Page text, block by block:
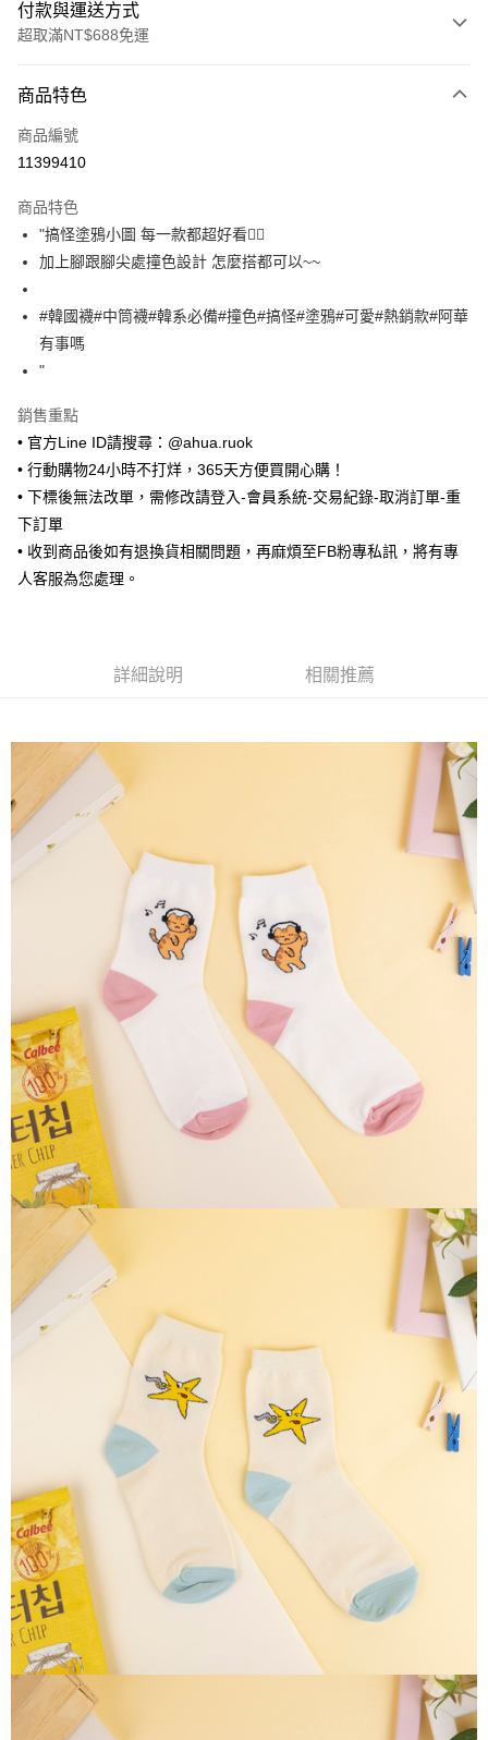
付款與運送方式
超取滿NT$688免運
信用卡一次付款
超商取貨付款
Apple Pay
街口支付
悠遊付
Google Pay
運送方式
全家取貨付款
每筆NT$65，滿NT$688(含以上)免運費
付款後全家取貨
每筆NT$65，滿NT$688(含以上)免運費
付款後7-11取貨
宅配
每筆NT$80，滿NT$1,000(含以上)免運費
其他海外郵寄 查看運費
查看運費
商品特色
商品編號
11399410
商品特色
"搞怪塗鴉小圖 每一款都超好看👍🏻
加上腳跟腳尖處撞色設計 怎麼搭都可以~~
#韓國襪#中筒襪#韓系必備#撞色#搞怪#塗鴉#可愛#熱銷款#阿華
有事嗎
"
銷售重點
• 官方Line ID請搜尋：@ahua.ruok
• 行動購物24小時不打烊，365天方便買開心購！
• 下標後無法改單，需修改請登入-會員系統-交易紀錄-取消訂單-重
下訂單
• 收到商品後如有退換貨相關問題，再麻煩至FB粉專私訊，將有專
人客服為您處理。
詳細說明 相關推薦